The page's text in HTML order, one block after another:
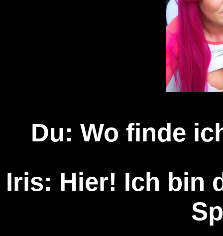
Du: Wo finde
Iris: Hier! Ich bin